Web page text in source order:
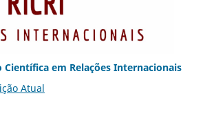
Científica em Relações Internacionais
Atual